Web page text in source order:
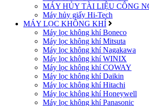
MÁY HỦY TÀI LIỆU CÔNG
Máy hủy giấy Hi-Tech
MÁY LỌC KHÔNG KHÍ
Máy lọc không khí Boneco
Máy lọc không khí Mitsuta
Máy lọc không khí Nagakawa
Máy lọc không khí WINIX
Máy lọc không khí COWAY
Máy lọc không khí Daikin
Máy lọc không khí Hitachi
Máy lọc không khí Honeywell
Máy lọc không khí Panasonic